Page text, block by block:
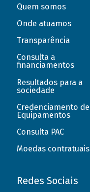
Quem somos
Onde atuamos
Transparência
Consulta a
financiamentos
Resultados para a
sociedade
Credenciamento de
Equipamentos
Consulta PAC
Moedas contratuais
Redes Sociais